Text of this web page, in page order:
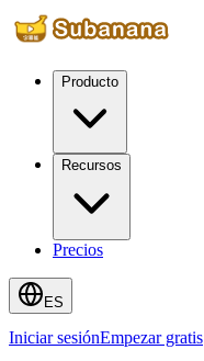
Producto
Recursos
Precios
ES
Iniciar sesiónEmpezar gratis